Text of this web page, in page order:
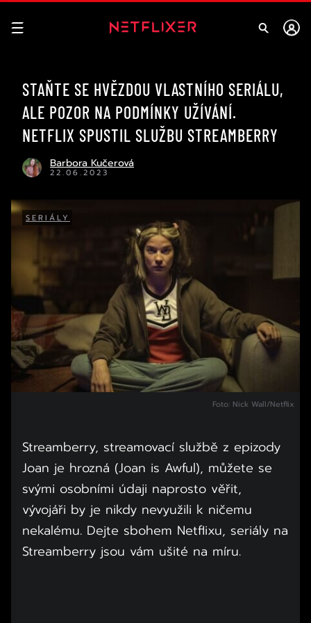
STAŇTE SE HVĚZDOU VLASTNÍHO SERIÁLU,
ALE POZOR NA PODMÍNKY UŽÍVÁNÍ.
NETFLIX SPUSTIL SLUŽBU STREAMBERRY
Barbora Kučerová
22.06.2023
SERIÁLY
Foto: Nick Wall/Netflix
Streamberry, streamovací službě z epizody
Joan je hrozná (Joan is Awful), můžete se
svými osobními údaji naprosto věřit,
vývojáři by je nikdy nevyužili k ničemu
nekalému. Dejte sbohem Netflixu, seriály na
Streamberry jsou vám ušité na míru.